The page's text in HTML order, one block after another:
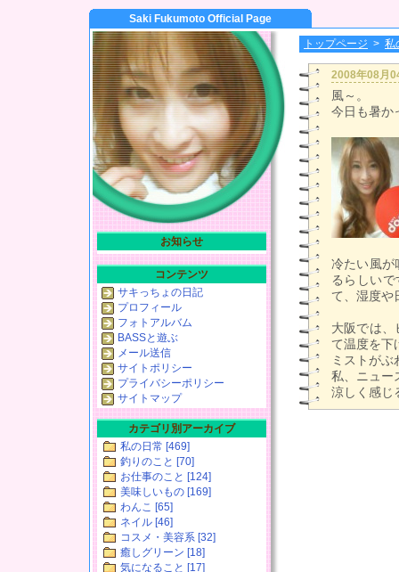
Saki Fukumoto Official Page
トップページ > 私
2008年08月
風～。
今日も暑か
冷たい風が
るらしい
て、湿度や
大阪では、
て温度を下
ミストが
私、ニュー
涼しく感じ
お知らせ
コンテンツ
サキっちょの日記
プロフィール
フォトアルバム
BASSと遊ぶ
メール送信
サイトポリシー
プライバシーポリシー
サイトマップ
カテゴリ別アーカイブ
私の日常 [469]
釣りのこと [70]
お仕事のこと [124]
美味しいもの [169]
わんこ [65]
ネイル [46]
コスメ・美容系 [32]
癒しグリーン [18]
気になること [17]